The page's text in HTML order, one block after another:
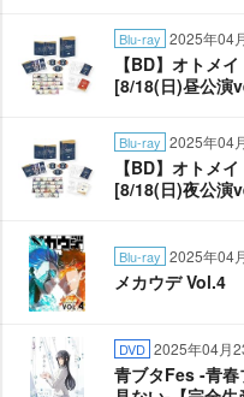
Blu-ray 2025年04
【BD】オトメ
[8/18(日)昼公演
Blu-ray 2025年04
【BD】オトメ
[8/18(日)夜公演
Blu-ray 2025年04
メカウデ Vol.4
DVD 2025年04月
青ブタFes -青